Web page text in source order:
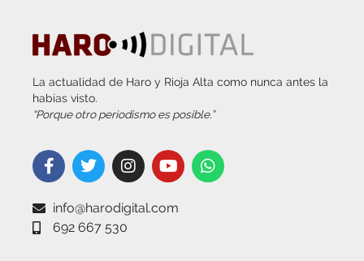
La actualidad de Haro y Rioja Alta como nunca antes la
habías visto.
“Porque otro periodismo es posible.”
info@harodigital.com
692 667 530